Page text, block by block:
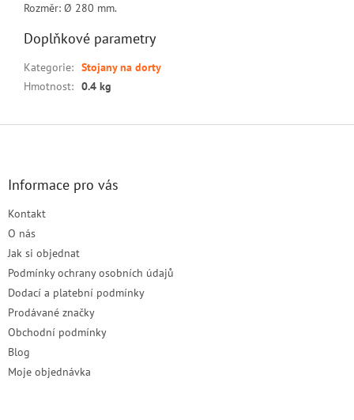
Rozměr: Ø 280 mm.
Doplňkové parametry
Kategorie: Stojany na dorty
Hmotnost: 0.4 kg
Informace pro vás
Kontakt
O nás
Jak si objednat
Podmínky ochrany osobních údajů
Dodací a platební podmínky
Prodávané značky
Obchodní podmínky
Blog
Moje objednávka